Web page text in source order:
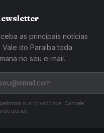
as principais notícias
Vale do Paraíba toda
no seu e-mail.
sua privacidade. Cancele
quiser.